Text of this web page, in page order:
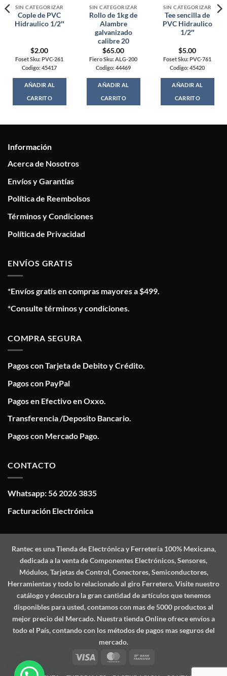
SIN CATEGORIZAR
Cople de PVC
Hidraulico 1/2″
$2.00
Foset Sku: PVC-261
Codigo: 45417
AÑADIR AL
CARRITO
SIN CATEGORIZAR
Rollo de 1kg de
Alambre
galvanizado
calibre 20
$65.00
Fiero Sku: ALG-200
Codigo: 44469
AÑADIR AL
CARRITO
SIN CATEGORIZAR
Tee sencilla de
PVC Hidraulico
1/2″
$5.00
Foset Sku: PVC-761
Codigo: 45420
AÑADIR AL
CARRITO
Información
Acerca de Nosotros
Envíos y Garantías
Política de Reembolsos
Términos y Condiciones
Política de Privacidad
ENVÍOS GRATIS
*Envíos gratis en compras mayores a $499.
*Consulte términos y condiciones.
COMPRA SEGURA
Pagos con Tarjeta de Debito y Crédito.
Pagos con PayPal
Pagos en Efectivo en Oxxo.
Transferencia /Deposito Bancario.
Pagos con Mercado Pago.
CONTACTO
Whatsapp: 56 2026 3835
Facturación Electrónica
Ranteces una Tienda de Electrónica y Ferretería 100% Mexicana,
dedicada a la venta de Componentes Electrónicos, Sensores,
Módulos, Tarjetas de Control, Conectores, Semiconductores,
Herramientas y todo lo relacionado al giro Ferretero. Visite nuestro
catálogo y descubra la gran cantidad de artículos que tenemos
disponibles para usted, contamos con mas de 5000 productos al
mejor precio del Mercado. Nuestra tienda Online ofrece envíos a
todo el País, contando con los métodos de pagos mas seguros del
mercado.
Visa
MasterCard